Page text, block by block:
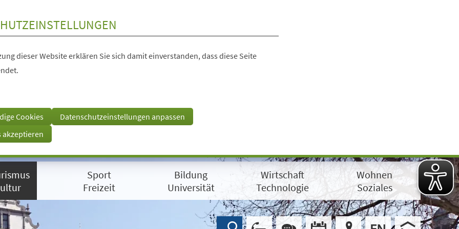
dieser Website erklären Sie sich damit einverstanden, dass diese Seite
Cookies
Datenschutzeinstellungen anpassen
akzeptieren
Sport
Freizeit
Bildung
Universität
Wirtschaft
Technologie
Wohnen
Soziales